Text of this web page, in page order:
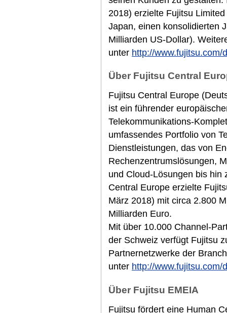
2018) erzielte Fujitsu
Japan, einen konsolidierten
Milliarden US-Dollar).
unter http://www.fujitsu.com/
Über Fujitsu Central
Fujitsu Central Europe
ist ein führender
Telekommunikations-
umfassendes Portfolio von
Dienstleistungen, das von
Rechenzentrumslösungen,
und Cloud-Lösungen bis hin
Central Europe erzielte
März 2018) mit circa 2.800
Milliarden Euro.
Mit über 10.000 Channel-
der Schweiz verfügt Fujitsu
Partnernetzwerke der
unter http://www.fujitsu.com/
Über Fujitsu EMEIA
Fujitsu fördert eine Human